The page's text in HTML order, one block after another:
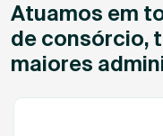
Atuamos em
de consórcio,
maiores